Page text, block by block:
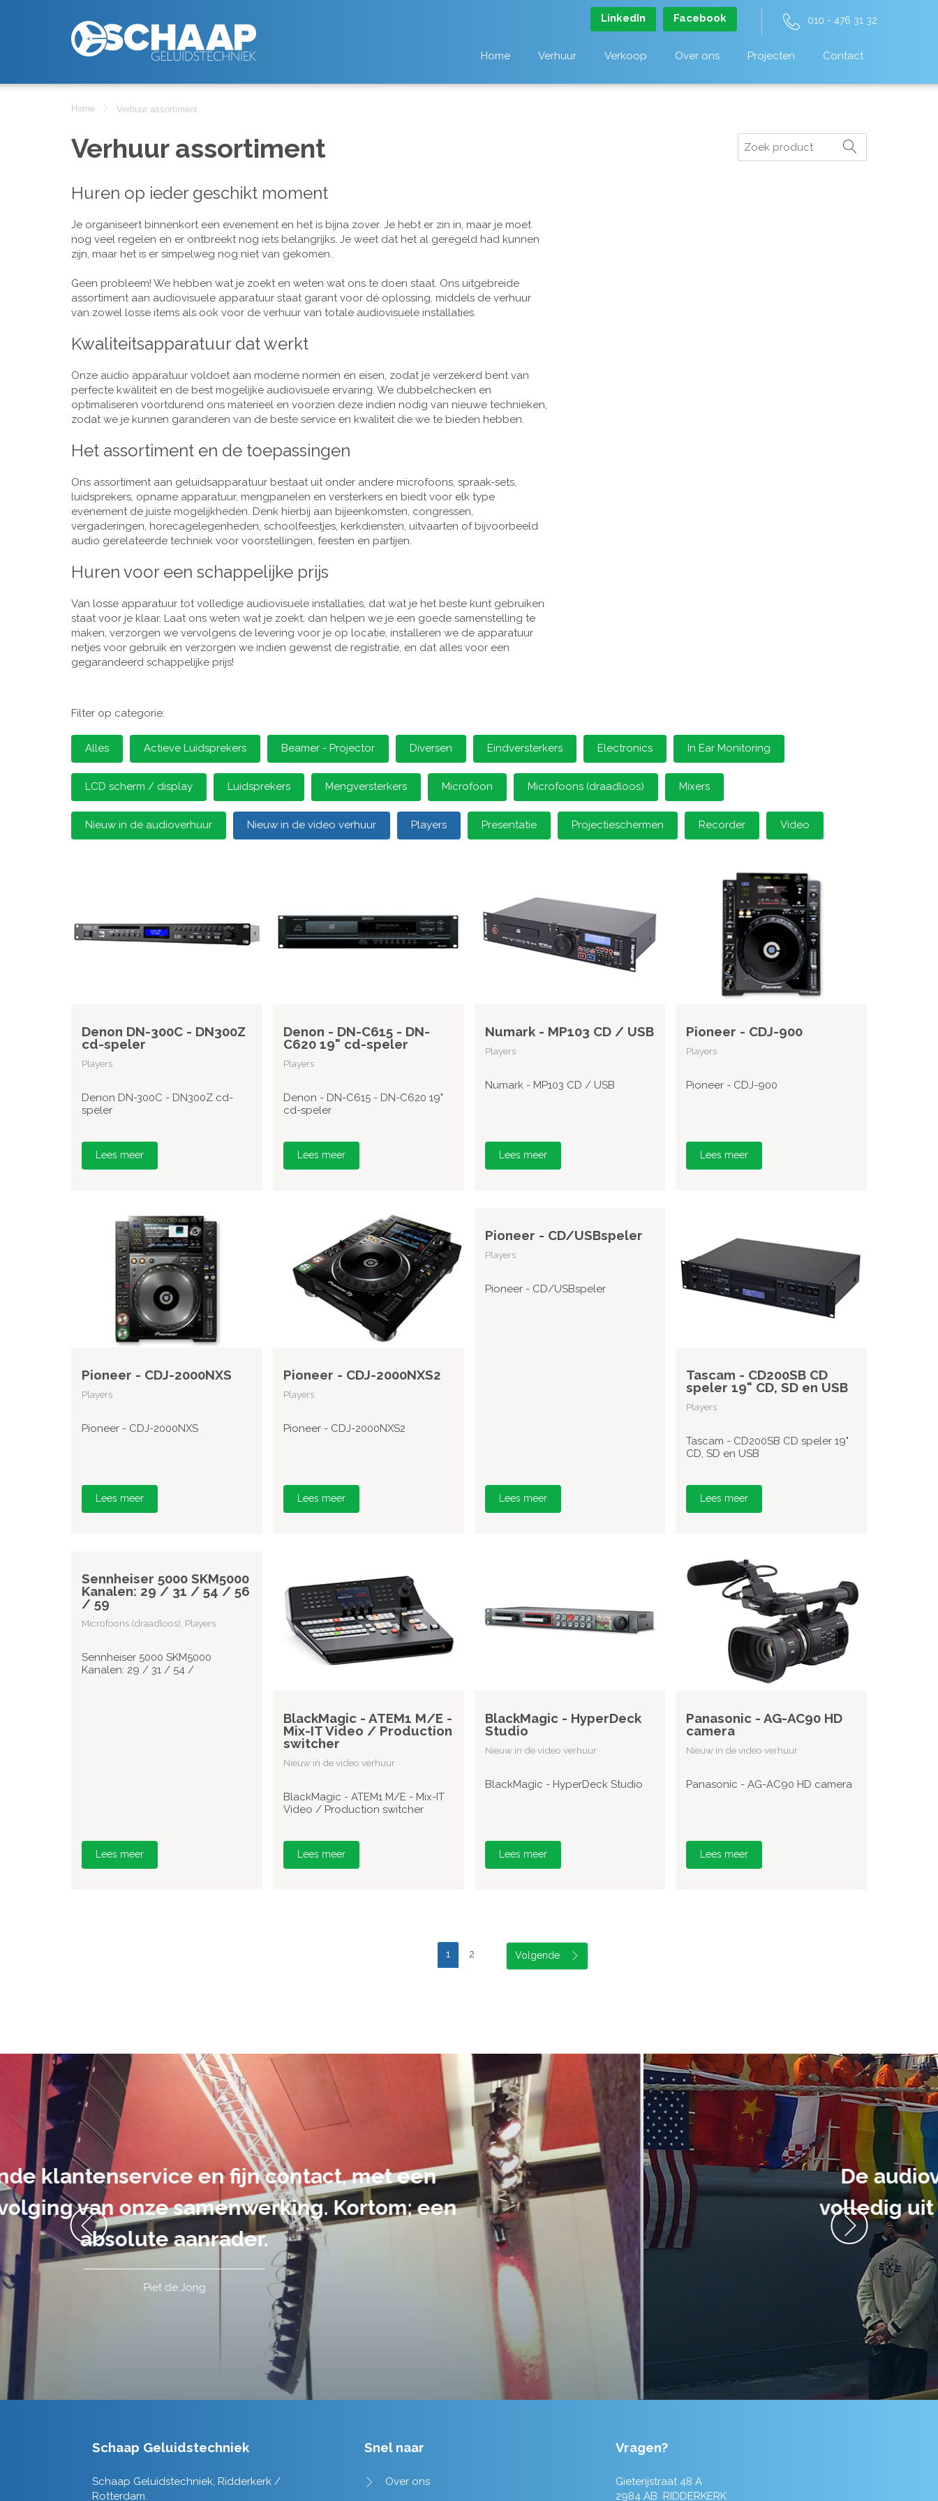
LinkedIn Facebook 010 - 476 31 32
Home Verhuur Verkoop Over ons Projecten Contact
Home Verhuur assortiment
Verhuur assortiment
Huren op ieder geschikt moment
Je organiseert binnenkort een evenement en het is bijna zover. Je hebt er zin in, maar je moet
nog veel regelen en er ontbreekt nog iets belangrijks. Je weet dat het al geregeld had kunnen
zijn, maar het is er simpelweg nog niet van gekomen..
Geen probleem! We hebben wat je zoekt en weten wat ons te doen staat. Ons uitgebreide
assortiment aan audiovisuele apparatuur staat garant voor dé oplossing, middels de verhuur
van zowel losse items als ook voor de verhuur van totale audiovisuele installaties.
Kwaliteitsapparatuur dat werkt
Onze audio apparatuur voldoet aan moderne normen en eisen, zodat je verzekerd bent van
perfecte kwaliteit en de best mogelijke audiovisuele ervaring. We dubbelchecken en
optimaliseren voortdurend ons materieel en voorzien deze indien nodig van nieuwe technieken,
zodat we je kunnen garanderen van de beste service en kwaliteit die we te bieden hebben.
Het assortiment en de toepassingen
Ons assortiment aan geluidsapparatuur bestaat uit onder andere microfoons, spraak-sets,
luidsprekers, opname apparatuur, mengpanelen en versterkers en biedt voor elk type
evenement de juiste mogelijkheden. Denk hierbij aan bijeenkomsten, congressen,
vergaderingen, horecagelegenheden, schoolfeestjes, kerkdiensten, uitvaarten of bijvoorbeeld
audio gerelateerde techniek voor voorstellingen, feesten en partijen.
Huren voor een schappelijke prijs
Van losse apparatuur tot volledige audiovisuele installaties, dat wat je het beste kunt gebruiken
staat voor je klaar. Laat ons weten wat je zoekt, dan helpen we je een goede samenstelling te
maken, verzorgen we vervolgens de levering voor je op locatie, installeren we de apparatuur
netjes voor gebruik en verzorgen we indien gewenst de registratie, en dat alles voor een
gegarandeerd schappelijke prijs!
Zoeken
Filter op categorie:
Alles Actieve Luidsprekers Beamer - Projector Diversen Eindversterkers Electronics In Ear Monitoring
LCD scherm / display Luidsprekers Mengversterkers Microfoon Microfoons (draadloos) Mixers
Nieuw in de audioverhuur Nieuw in de video verhuur Players Presentatie Projectieschermen Recorder Video
Denon DN-300C - DN300Z
cd-speler
Players
Denon DN-300C - DN300Z cd-
speler
Lees meer
Denon - DN-C615 - DN-
C620 19" cd-speler
Players
Denon - DN-C615 - DN-C620 19"
cd-speler
Lees meer
Numark - MP103 CD / USB
Players
Numark - MP103 CD / USB
Lees meer
Pioneer - CDJ-900
Players
Pioneer - CDJ-900
Lees meer
Pioneer - CDJ-2000NXS
Players
Pioneer - CDJ-2000NXS
Lees meer
Pioneer - CDJ-2000NXS2
Players
Pioneer - CDJ-2000NXS2
Lees meer
Pioneer - CD/USBspeler
Players
Pioneer - CD/USBspeler
Lees meer
Tascam - CD200SB CD
speler 19" CD, SD en USB
Players
Tascam - CD200SB CD speler 19"
CD, SD en USB
Lees meer
Sennheiser 5000 SKM5000
Kanalen: 29 / 31 / 54 / 56
/ 59
Microfoons (draadloos), Players
Sennheiser 5000 SKM5000
Kanalen: 29 / 31 / 54 /
Lees meer
BlackMagic - ATEM1 M/E -
Mix-IT Video / Production
switcher
Nieuw in de video verhuur
BlackMagic - ATEM1 M/E - Mix-IT
Video / Production switcher
Lees meer
BlackMagic - HyperDeck
Studio
Nieuw in de video verhuur
BlackMagic - HyperDeck Studio
Lees meer
Panasonic - AG-AC90 HD
camera
Nieuw in de video verhuur
Panasonic - AG-AC90 HD camera
Lees meer
1 2
De audiovisuele uitvoering van ons evenement heb ik
volledig uit handen gegeven en dat is een aanrader! Alles
tot in de puntjes verzorgd.
Tim de Lange
Schaap Geluidstechniek
Schaap Geluidstechniek, Ridderkerk /
Rotterdam.
Snel naar
Over ons
Vragen?
Gieterijstraat 48 A
2984 AB RIDDERKERK